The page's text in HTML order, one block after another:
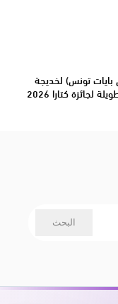
بايات تونس) لخديجة
لجائزة كتارا 2026